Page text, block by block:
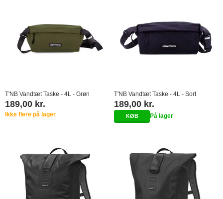
T'NB Vandtæt Taske - 4L - Grøn
189,00 kr.
Ikke flere på lager
T'NB Vandtæt Taske - 4L - Sort
189,00 kr.
På lager